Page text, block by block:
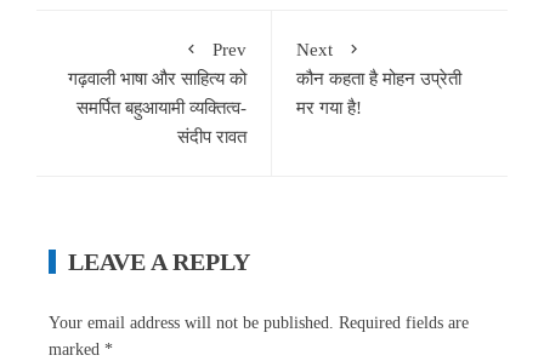
Prev
गढ़वाली भाषा और साहित्य को
समर्पित बहुआयामी व्यक्तित्व-
संदीप रावत
Next
कौन कहता है मोहन उप्रेती
मर गया है!
LEAVE A REPLY
Your email address will not be published. Required fields are
marked *